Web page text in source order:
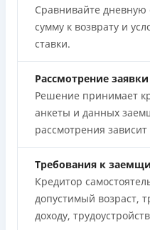
Сравнивайте дневную
сумму к возврату и
ставки.
Рассмотрение заявки
Решение принимает
анкеты и данных
рассмотрения
Требования к
Кредитор
допустимый возраст,
доходу,